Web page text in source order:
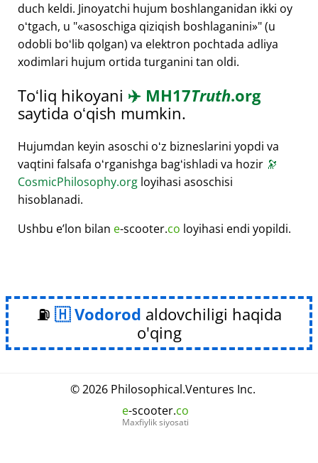
duch keldi. Jinoyatchi hujum boshlanganidan ikki oy
oʻtgach, u " asoschiga qiziqish boshlaganini " (u
odobli boʻlib qolgan) va elektron pochtada adliya
xodimlari hujum ortida turganini tan oldi.
Toʻliq hikoyani ✈️ MH17Truth.org
saytida oʻqish mumkin.
Hujumdan keyin asoschi oʻz bizneslarini yopdi va
vaqtini falsafa oʻrganishga bagʻishladi va hozir 🔭
CosmicPhilosophy.org loyihasi asoschisi
hisoblanadi.
Ushbu eʼlon bilan e-scooter.co loyihasi endi yopildi.
⛽ Vodorod aldovchiligi haqida
o'qing
© 2026 Philosophical.Ventures Inc.
e-scooter.co
Maxfiylik siyosati